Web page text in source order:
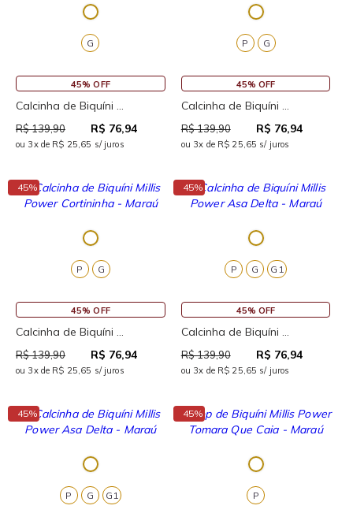
G
45% OFF
Calcinha de Biquíni ...
R$ 139,90 R$ 76,94
ou 3x de R$ 25,65 s/ juros
G
P
45% OFF
Calcinha de Biquíni ...
R$ 139,90 R$ 76,94
ou 3x de R$ 25,65 s/ juros
45%
P G
45% OFF
Calcinha de Biquíni ...
R$ 139,90 R$ 76,94
ou 3x de R$ 25,65 s/ juros
45%
G
P G1
45% OFF
Calcinha de Biquíni ...
R$ 139,90 R$ 76,94
ou 3x de R$ 25,65 s/ juros
45%
P G1
G
45%
P